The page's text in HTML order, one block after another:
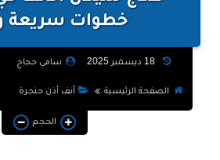
خطوات سريعة
سامي حجاج
الصفحة الرئيسية أنف أذن حنجرة
الحجم